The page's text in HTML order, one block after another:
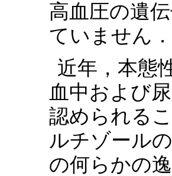
高血圧の遺
ていません．
近年，本態
血中および
認められる
ルチゾール
の何らかの